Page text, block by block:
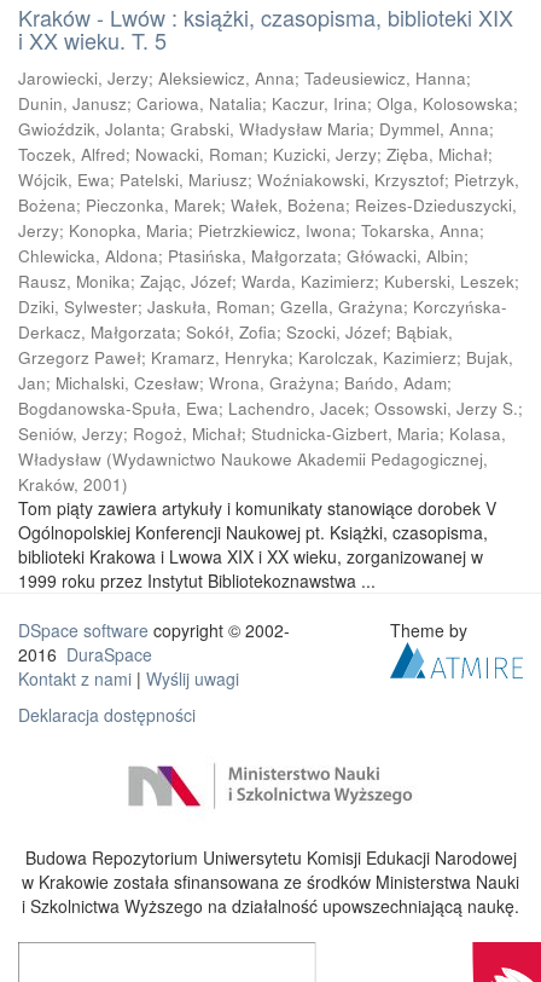
Kraków - Lwów : książki, czasopisma, biblioteki XIX
i XX wieku. T. 5
Jarowiecki, Jerzy; Aleksiewicz, Anna; Tadeusiewicz, Hanna;
Dunin, Janusz; Cariowa, Natalia; Kaczur, Irina; Olga, Kolosowska;
Gwioździk, Jolanta; Grabski, Władysław Maria; Dymmel, Anna;
Toczek, Alfred; Nowacki, Roman; Kuzicki, Jerzy; Zięba, Michał;
Wójcik, Ewa; Patelski, Mariusz; Woźniakowski, Krzysztof; Pietrzyk,
Bożena; Pieczonka, Marek; Wałek, Bożena; Reizes-Dzieduszycki,
Jerzy; Konopka, Maria; Pietrzkiewicz, Iwona; Tokarska, Anna;
Chlewicka, Aldona; Ptasińska, Małgorzata; Główacki, Albin;
Rausz, Monika; Zając, Józef; Warda, Kazimierz; Kuberski, Leszek;
Dziki, Sylwester; Jaskuła, Roman; Gzella, Grażyna; Korczyńska-
Derkacz, Małgorzata; Sokół, Zofia; Szocki, Józef; Bąbiak,
Grzegorz Paweł; Kramarz, Henryka; Karolczak, Kazimierz; Bujak,
Jan; Michalski, Czesław; Wrona, Grażyna; Bańdo, Adam;
Bogdanowska-Spuła, Ewa; Lachendro, Jacek; Ossowski, Jerzy S.;
Seniów, Jerzy; Rogoż, Michał; Studnicka-Gizbert, Maria; Kolasa,
Władysław (Wydawnictwo Naukowe Akademii Pedagogicznej,
Kraków, 2001)
Tom piąty zawiera artykuły i komunikaty stanowiące dorobek V
Ogólnopolskiej Konferencji Naukowej pt. Książki, czasopisma,
biblioteki Krakowa i Lwowa XIX i XX wieku, zorganizowanej w
1999 roku przez Instytut Bibliotekoznawstwa ...
DSpace software copyright © 2002-
2016 DuraSpace
Kontakt z nami | Wyślij uwagi
Deklaracja dostępności
Theme by
Budowa Repozytorium Uniwersytetu Komisji Edukacji Narodowej
w Krakowie została sfinansowana ze środków Ministerstwa Nauki
i Szkolnictwa Wyższego na działalność upowszechniającą naukę.